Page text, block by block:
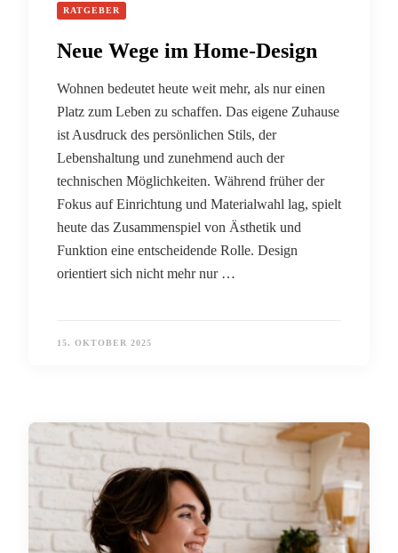
RATGEBER
Neue Wege im Home-Design
Wohnen bedeutet heute weit mehr, als nur einen
Platz zum Leben zu schaffen. Das eigene Zuhause
ist Ausdruck des persönlichen Stils, der
Lebenshaltung und zunehmend auch der
technischen Möglichkeiten. Während früher der
Fokus auf Einrichtung und Materialwahl lag, spielt
heute das Zusammenspiel von Ästhetik und
Funktion eine entscheidende Rolle. Design
orientiert sich nicht mehr nur …
15. OKTOBER 2025